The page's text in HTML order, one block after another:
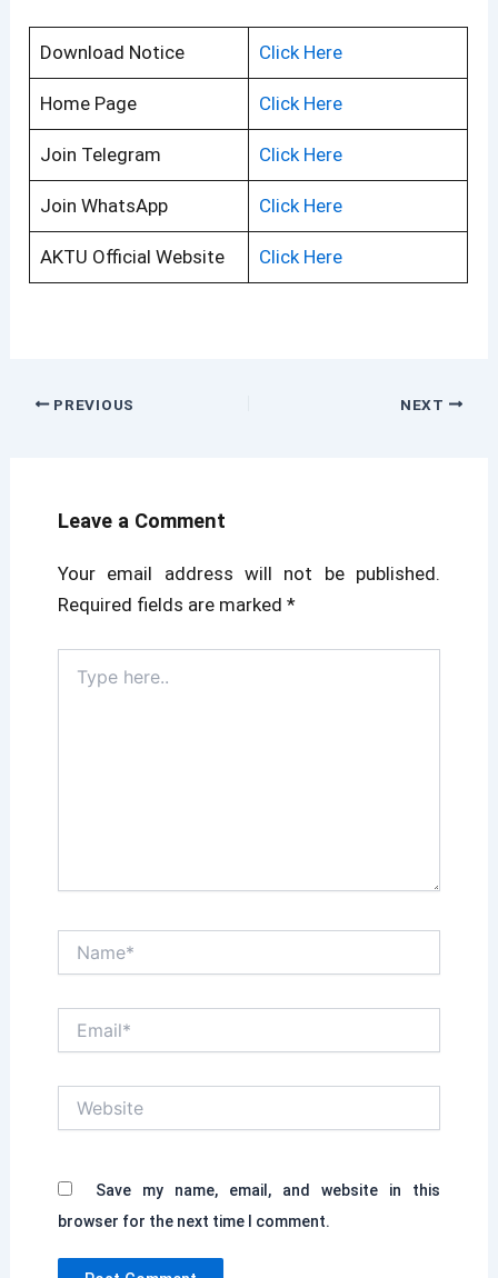
Download Notice Click Here
Home Page Click Here
Join Telegram Click Here
Join WhatsApp Click Here
AKTU Official Website Click Here
PREVIOUS NEXT
Leave a Comment
Your email address will not be published.
Required fields are marked *
here..
Save my name, email, and website in this
browser for the next time I comment.